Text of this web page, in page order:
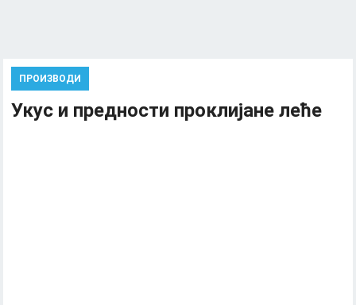
ПРОИЗВОДИ
Укус и предности проклијане леће